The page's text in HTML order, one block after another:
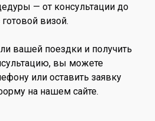
— от консультации до
визой.
вашей поездки и получить
вы можете
или оставить заявку
на нашем сайте.